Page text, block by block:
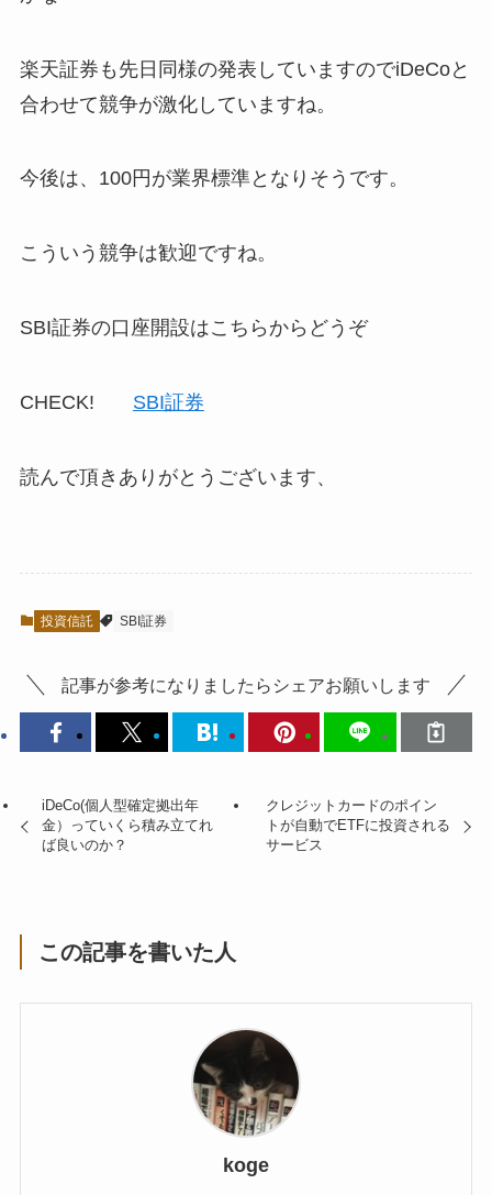
楽天証券も先日同様の発表していますのでiDeCoと
合わせて競争が激化していますね。
今後は、100円が業界標準となりそうです。
こういう競争は歓迎ですね。
SBI証券の口座開設はこちらからどうぞ
CHECK! SBI証券
読んで頂きありがとうございます、
投資信託 SBI証券
記事が参考になりましたらシェアお願いします
iDeCo(個人型確定拠出年
金）っていくら積み立てれ
ば良いのか？
クレジットカードのポイン
トが自動でETFに投資される
サービス
この記事を書いた人
koge